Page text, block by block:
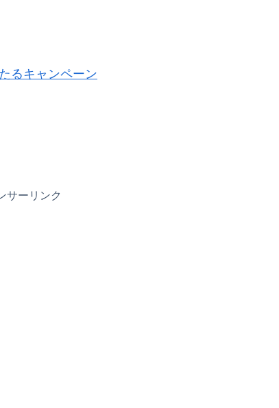
るキャンペーン
サーリンク